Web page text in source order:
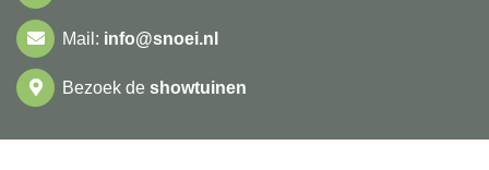
Mail: info@snoei.nl
Bezoek de showtuinen